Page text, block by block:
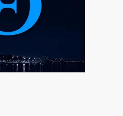
στη Δυτική Θράκη
πρέπει να